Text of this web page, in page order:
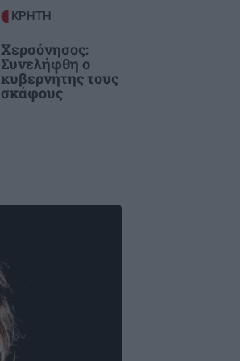
ΚΡΗΤΗ
Χερσόνησος:
Συνελήφθη ο
κυβερνήτης τους
σκάφους